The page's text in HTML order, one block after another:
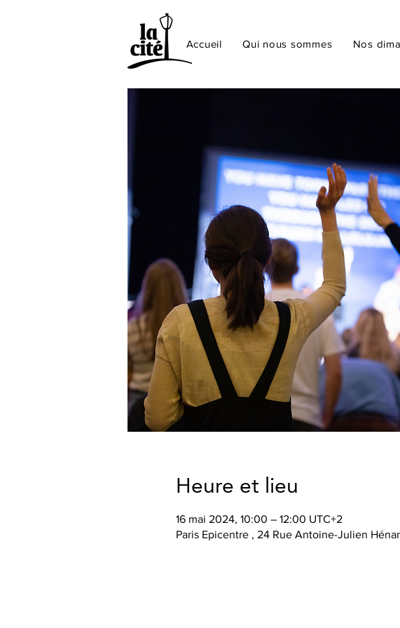
Accueil Qui nous sommes Nos
Heure et lieu
16 mai 2024, 10:00 – 12:00 UTC+2
Paris Epicentre , 24 Rue Antoine-Julien